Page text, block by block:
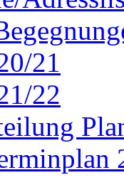
21
22